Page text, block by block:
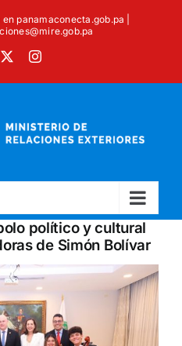
panamaconecta.gob.pa |
Instagram
político y cultural
de Simón Bolívar